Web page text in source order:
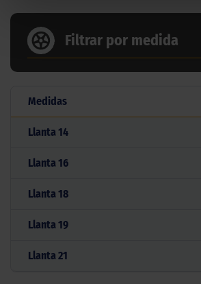
Filtrar por medida
Medidas
Llanta14
Llanta16
Llanta18
Llanta19
Llanta21